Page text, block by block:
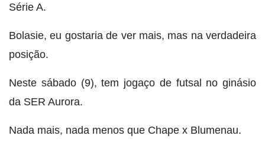
Série A.
Bolasie, eu gostaria de ver mais, mas na verdadeira
posição.
Neste sábado (9), tem jogaço de futsal no ginásio
da SER Aurora.
Nada mais, nada menos que Chape x Blumenau.